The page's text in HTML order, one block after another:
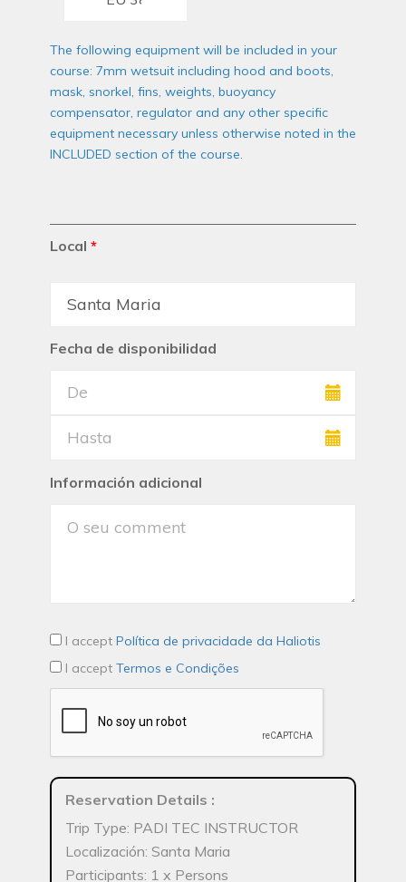
The following equipment will be included in your
course: 7mm wetsuit including hood and boots,
mask, snorkel, fins, weights, buoyancy
compensator, regulator and any other specific
equipment necessary unless otherwise noted in the
INCLUDED section of the course.
Local *
Fecha de disponibilidad
Información adicional
I accept Política de privacidade da Haliotis
I accept Termos e Condições
Reservation Details :
Trip Type: PADI TEC INSTRUCTOR
Localización: Santa Maria
Participants: 1 x Persons